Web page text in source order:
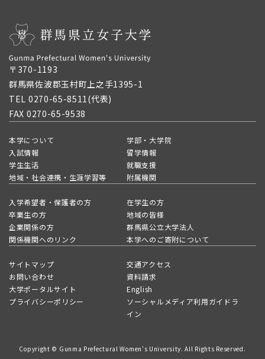
〒370-1193
群馬県佐波郡玉村町上之手1395-1
TEL 0270-65-8511(代表)
FAX 0270-65-9538
本学について
学部・大学院
入試情報
留学情報
学生生活
就職支援
地域・社会連携・生涯学習等
附属機関
入学希望者・保護者の方
在学生の方
卒業生の方
地域の皆様
企業関係の方
群馬県公立大学法人
関係機関へのリンク
本学へのご寄附について
サイトマップ
交通アクセス
お問い合わせ
資料請求
大学ポータルサイト
English
プライバシーポリシー
ソーシャルメディア利用ガイドラ
イン
Copyright © Gunma Prefectural Women's University. All Rights Reserved.